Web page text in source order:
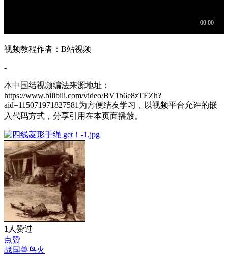
视频教程作者：B站视频
-
本中国结视频编法来源地址：
https://www.bilibili.com/video/BV1b6e8zTEZh?
aid=115071971827581为方便结友学习，以视频平台允许的嵌
入代码方式，分享引用在本页面播放。
1 人赞过
点赞
战国兽鸟火